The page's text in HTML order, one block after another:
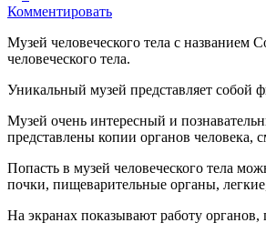
Комментировать
Музей человеческого тела с названием
человеческого тела.
Уникальный музей представляет собой
Музей очень интересный и
представлены копии органов человека,
Попасть в музей человеческого тела
почки, пищеварительные органы,
На экранах показывают работу